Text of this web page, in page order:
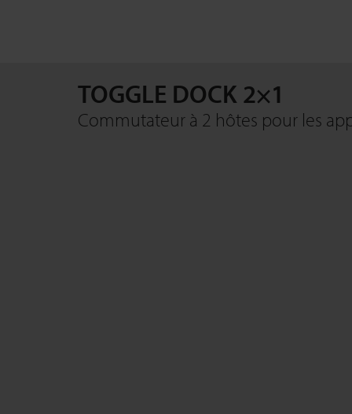
TOGGLE DOCK 2×1
Commutateur à 2 hôtes pour les